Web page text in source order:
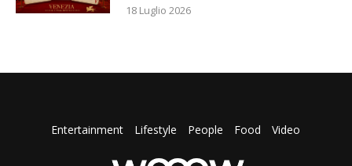
18 Luglio 2026
Entertainment Lifestyle People Food Video